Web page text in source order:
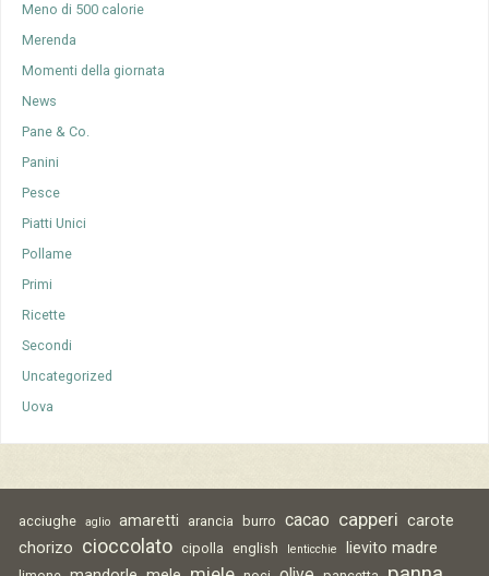
Meno di 500 calorie
Merenda
Momenti della giornata
News
Pane & Co.
Panini
Pesce
Piatti Unici
Pollame
Primi
Ricette
Secondi
Uncategorized
Uova
acciughe aglio amaretti arancia burro cacao capperi carote
chorizo
cioccolato cipolla english lenticchie lievito madre